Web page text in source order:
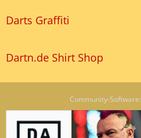
Darts Graffiti
Dartn.de Shirt Shop
Community-Software: